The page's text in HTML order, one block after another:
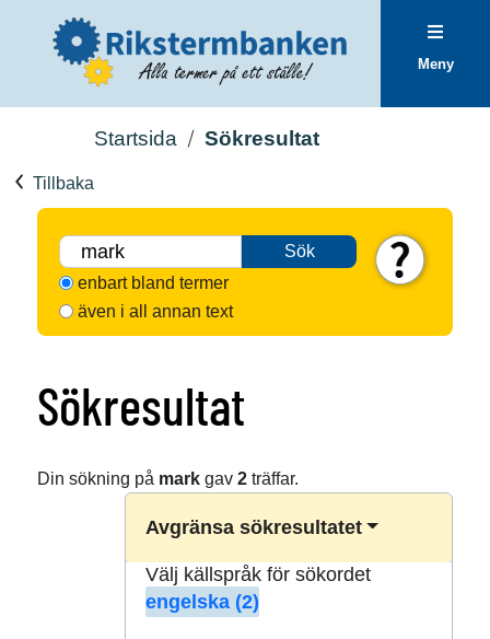
Meny
Startsida Sökresultat
Tillbaka
Sök
enbart bland termer
även i all annan text
Sökresultat
Din sökning på markgav 2träffar.
Avgränsa sökresultatet
Välj källspråk för sökordet
engelska (2)